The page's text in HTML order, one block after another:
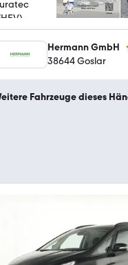
Hermann GmbH
38644 Goslar
Fahrzeuge dieses